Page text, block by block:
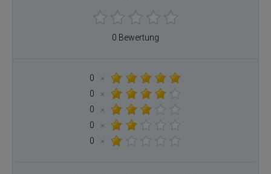
0 Bewertung
0
×
0
×
0
×
0
×
0
×